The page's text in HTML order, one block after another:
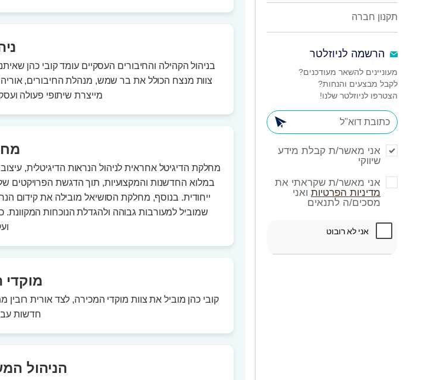
תקנון חברה
הרשמה לניוזלטר
מעוניינים להשאר מעודכנים?
לקבל מבצעים והנחות?
הצטרפו לניוזלטר שלנו!
אני מאשר/ת קבלת מידע
שיווקי
אני מאשר/ת שקראתי את
מדיניות הפרטיות ואני
מסכים/ה לתנאים
צוות מנצח הכולל את בר שמש, מנהלת החיבורים,
מייצרת שיתופי פעולה
מחלקת הדיגיטל אחראית לניהול הנראות הדיגיטלית,
במלוא החדשנות והמקצועיות, תוך הדגשת הפרויקטים
ייחודית. בנוסף, מחלקת הסושיאל מובילה את קידום
שמוביל למעורבות גבוהה ולהגדלת הנוכחות
מוקדי
חדשות
הניהול